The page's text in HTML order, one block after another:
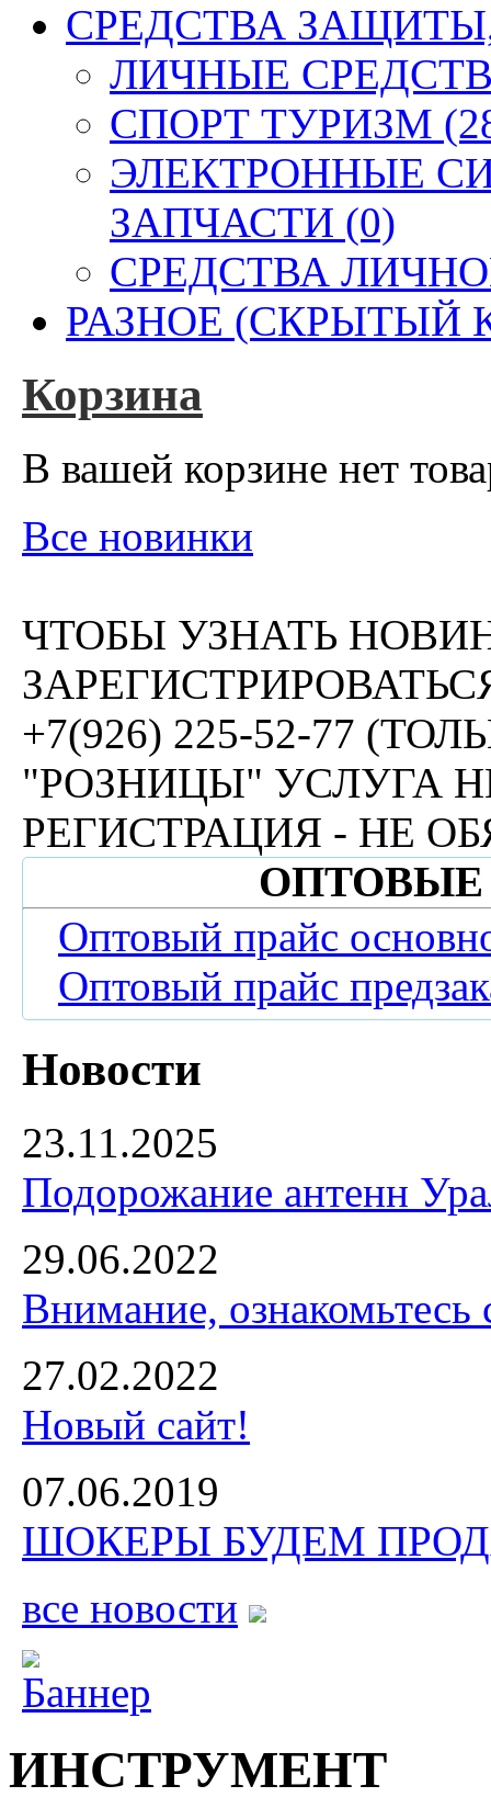
СРЕДСТВА
ЛИЧНЫЕ
СПОРТ ТУРИЗМ
ЭЛЕКТРОННЫЕ
ЗАПЧАСТИ (0)
СРЕДСТВА
РАЗНОЕ (СКРЫТЫЙ
Корзина
В вашей корзине нет
Все новинки
ЧТОБЫ УЗНАТЬ
+7(926) 225-52-77
"РОЗНИЦЫ" УСЛУГА
РЕГИСТРАЦИЯ - НЕ
Оптовый прайс
Оптовый прайс
Новости
23.11.2025
Подорожание антенн
29.06.2022
Внимание,
27.02.2022
Новый сайт!
07.06.2019
ШОКЕРЫ БУДЕМ
все новости
ИНСТРУМЕНТ